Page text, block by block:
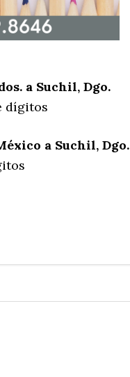
a Suchil, Dgo.
dígitos
a Suchil, Dgo.